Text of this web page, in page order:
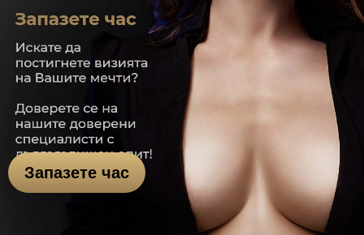
Запазете час